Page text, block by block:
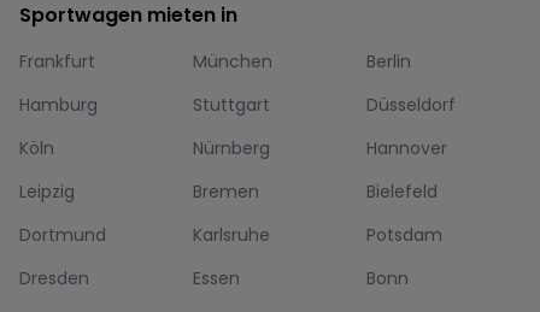
Sportwagen mieten in
Frankfurt München
Berlin
Hamburg
Stuttgart
Düsseldorf
Köln
Nürnberg
Hannover
Leipzig
Bremen
Bielefeld
Dortmund
Karlsruhe
Potsdam
Dresden
Essen
Bonn